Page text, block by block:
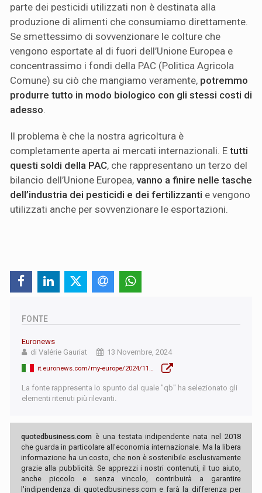
parte dei pesticidi utilizzati non è destinata alla
produzione di alimenti che consumiamo direttamente.
Se smettessimo di sovvenzionare le colture che
vengono esportate al di fuori dell’Unione Europea e
concentrassimo i fondi della PAC (Politica Agricola
Comune) su ciò che mangiamo veramente, potremmo
produrre tutto in modo biologico con gli stessi costi di
adesso
Il problema è che la nostra agricoltura è
completamente aperta ai mercati internazionali. E tutti
questi soldi della PAC, che rappresentano un terzo del
bilancio dell’Unione Europea, vanno a finire nelle tasche
dell’industria dei pesticidi e dei fertilizzanti e vengono
utilizzati anche per sovvenzionare le esportazioni.
FONTE
Euronews
di Valérie Gauriat
13 Novembre, 2024
La fonte rappresenta lo spunto dal quale "qb" ha selezionato gli
elementi ritenuti più rilevanti.
quotedbusiness.com è una testata indipendente nata nel 2018
che guarda in particolare all'economia internazionale. Ma la libera
informazione ha un costo, che non è sostenibile esclusivamente
grazie alla pubblicità. Se apprezzi i nostri contenuti, il tuo aiuto,
anche piccolo e senza vincolo, contribuirà a garantire
l'indipendenza di quotedbusiness.com e farà la differenza per